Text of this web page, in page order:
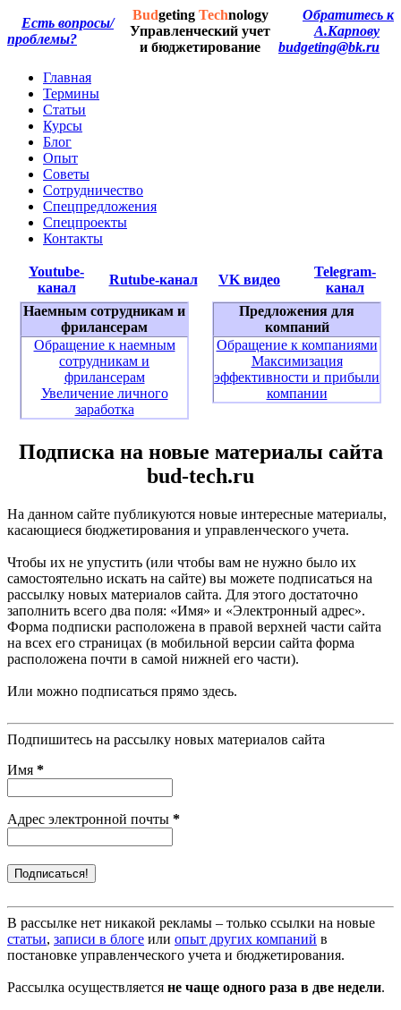
Есть вопросы/
проблемы?
Budgeting Technology
Управленческий учет
и бюджетирование
Обратитесь к
А.Карпову
budgeting@bk.ru
Главная
Термины
Статьи
Курсы
Блог
Опыт
Советы
Сотрудничество
Спецпредложения
Спецпроекты
Контакты
Youtube-
канал
Rutube-канал VK видео
Telegram-
канал
Наемным сотрудникам и
фрилансерам
Обращение к наемным
сотрудникам и
фрилансерам
Увеличение личного
заработка
Предложения для
компаний
Обращение к компаниями
Максимизация
эффективности и прибыли
компании
Подписка на новые материалы сайта
bud-tech.ru
На данном сайте публикуются новые интересные материалы,
касающиеся бюджетирования и управленческого учета.
Чтобы их не упустить (или чтобы вам не нужно было их
самостоятельно искать на сайте) вы можете подписаться на
рассылку новых материалов сайта. Для этого достаточно
заполнить всего два поля: «Имя» и «Электронный адрес».
Форма подписки расположена в правой верхней части сайта
на всех его страницах (в мобильной версии сайта форма
расположена почти в самой нижней его части).
Или можно подписаться прямо здесь.
Подпишитесь на рассылку новых материалов сайта
Имя *
Адрес электронной почты *
В рассылке нет никакой рекламы – только ссылки на новые
статьи, записи в блоге или опыт других компаний в
постановке управленческого учета и бюджетирования.
Рассылка осуществляется не чаще одного раза в две недели.